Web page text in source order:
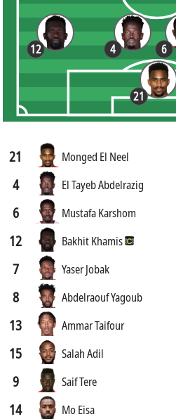
12
21
4 6
21 Monged El Neel
4 El Tayeb Abdelrazig
6 Mustafa Karshom
12 Bakhit Khamis
7 Yaser Jobak
8 Abdelraouf Yagoub
13 Ammar Taifour
15 Salah Adil
9 Saif Tere
14 Mo Eisa